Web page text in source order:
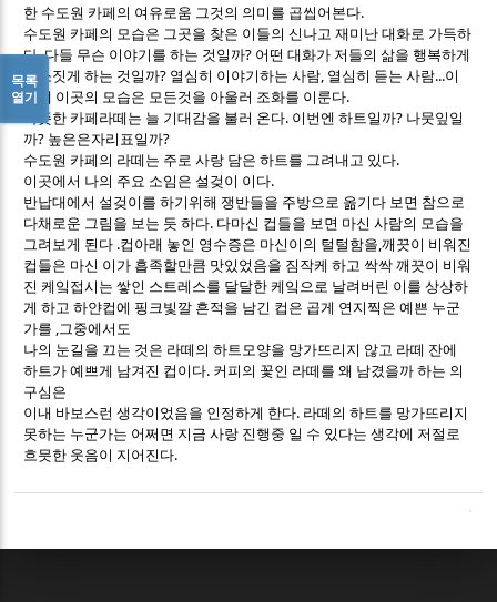
한 수도원 카페의 여유로움 그것의 의미를 곱씹어본다.
수도원 카페의 모습은 그곳을 찾은 이들의 신나고 재미난 대화로 가득하
다. 다들 무슨 이야기를 하는 것일까? 어떤 대화가 저들의 삶을 행복하게
미소짓게 하는 것일까? 열심히 이야기하는 사람, 열심히 듣는 사람...이
렇게 이곳의 모습은 모든것을 아울러 조화를 이룬다.
따뜻한 카페라떼는 늘 기대감을 불러 온다. 이번엔 하트일까? 나뭇잎일
까? 높은은자리표일까?
수도원 카페의 라떼는 주로 사랑 담은 하트를 그려내고 있다.
이곳에서 나의 주요 소임은 설겆이 이다.
반납대에서 설겆이를 하기위해 쟁반들을 주방으로 옮기다 보면 참으로
다채로운 그림을 보는 듯 하다. 다마신 컵들을 보면 마신 사람의 모습을
그려보게 된다 .컵아래 놓인 영수증은 마신이의 털털함을,깨끗이 비워진
컵들은 마신 이가 흡족할만큼 맛있었음을 짐작케 하고 싹싹 깨끗이 비워
진 케잌접시는 쌓인 스트레스를 달달한 케잌으로 날려버린 이를 상상하
게 하고 하얀컵에 핑크빛깔 흔적을 남긴 컵은 곱게 연지찍은 예쁜 누군
가를 ,그중에서도
나의 눈길을 끄는 것은 라떼의 하트모양을 망가뜨리지 않고 라떼 잔에
하트가 예쁘게 남겨진 컵이다. 커피의 꽃인 라떼를 왜 남겼을까 하는 의
구심은
이내 바보스런 생각이었음을 인정하게 한다. 라떼의 하트를 망가뜨리지
못하는 누군가는 어쩌면 지금 사랑 진행중 일 수 있다는 생각에 저절로
흐믓한 웃음이 지어진다.
목록
열기